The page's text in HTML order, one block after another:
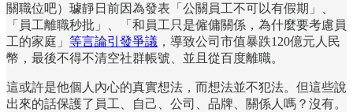
關職位吧）璩靜日前因為發表「公關員工不可以有假期」、
「員工離職秒批」、「和員工只是僱傭關係，為什麼要考慮員
工的家庭」 等言論引發爭議 ，導致公司市值暴跌120億元人民
幣，最後不得不清空社群帳號、並且從百度離職。
這或許是他個人內心的真實想法，而想法並不犯法。但這些說
出來的話保護了員工、自己、公司、品牌、關係人嗎？沒有。